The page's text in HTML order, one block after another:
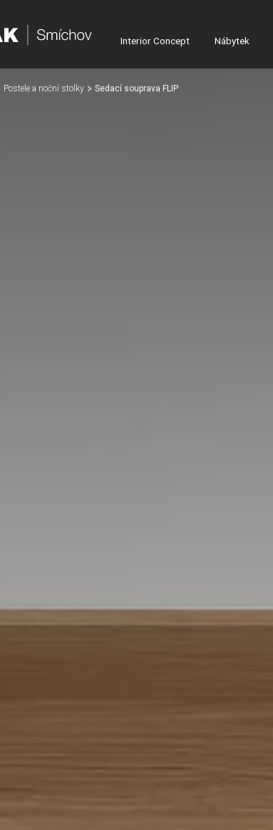
Interior Concept Nábytek
Postele a noční stolky Sedací souprava FLIP